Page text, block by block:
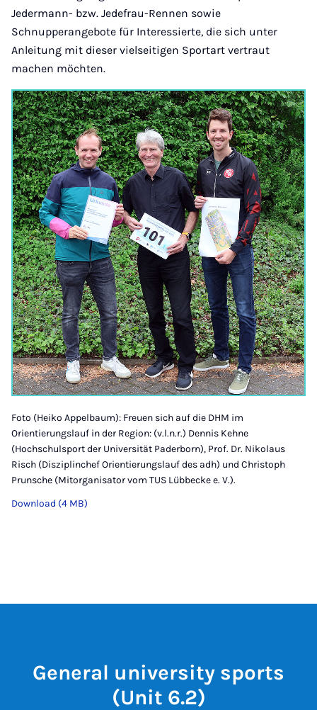
Jedermann- bzw. Jedefrau-Rennen sowie
Schnupperangebote für Interessierte, die sich unter
Anleitung mit dieser vielseitigen Sportart vertraut
machen möchten.
Foto (Heiko Appelbaum): Freuen sich auf die DHM im
Orientierungslauf in der Region: (v.l.n.r.) Dennis Kehne
(Hochschulsport der Universität Paderborn), Prof. Dr. Nikolaus
Risch (Disziplinchef Orientierungslauf des adh) und Christoph
Prunsche (Mitorganisator vom TUS Lübbecke e. V.).
Download (4 MB)
General university sports
(Unit 6.2)